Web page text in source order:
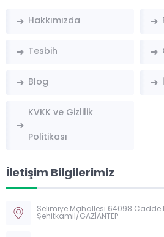
Hakkımızda
Tesbih
Blog
KVKK ve Gizlilik
Politikası
İletişim Bilgilerimiz
Selimiye Mahallesi 64098 Cadde
Şehitkamil/GAZİANTEP